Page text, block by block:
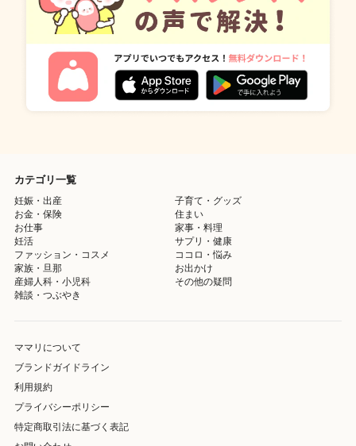
カテゴリ一覧
妊娠・出産
子育て・グッズ
お金・保険
住まい
お仕事
家事・料理
妊活
サプリ・健康
ファッション・コスメ
ココロ・悩み
家族・旦那
お出かけ
産婦人科・小児科
その他の疑問
雑談・つぶやき
ママリについて
ブランドガイドライン
利用規約
プライバシーポリシー
特定商取引法に基づく表記